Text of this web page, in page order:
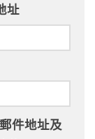
址
件地址及